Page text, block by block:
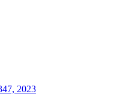
47, 2023